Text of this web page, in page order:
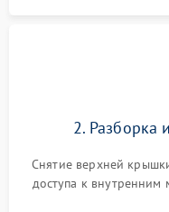
2. Разборка
Снятие верхней
доступа к